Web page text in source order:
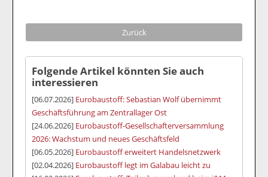
Zurück
Folgende Artikel könnten Sie auch
interessieren
[06.07.2026] Eurobaustoff: Sebastian Wolf übernimmt
Geschäftsführung am Zentrallager Ost
[24.06.2026] Eurobaustoff-Gesellschafterversammlung
2026: Wachstum und neues Geschäftsfeld
[06.05.2026] Eurobaustoff erweitert Handelsnetzwerk
[02.04.2026] Eurobaustoff legt im Galabau leicht zu